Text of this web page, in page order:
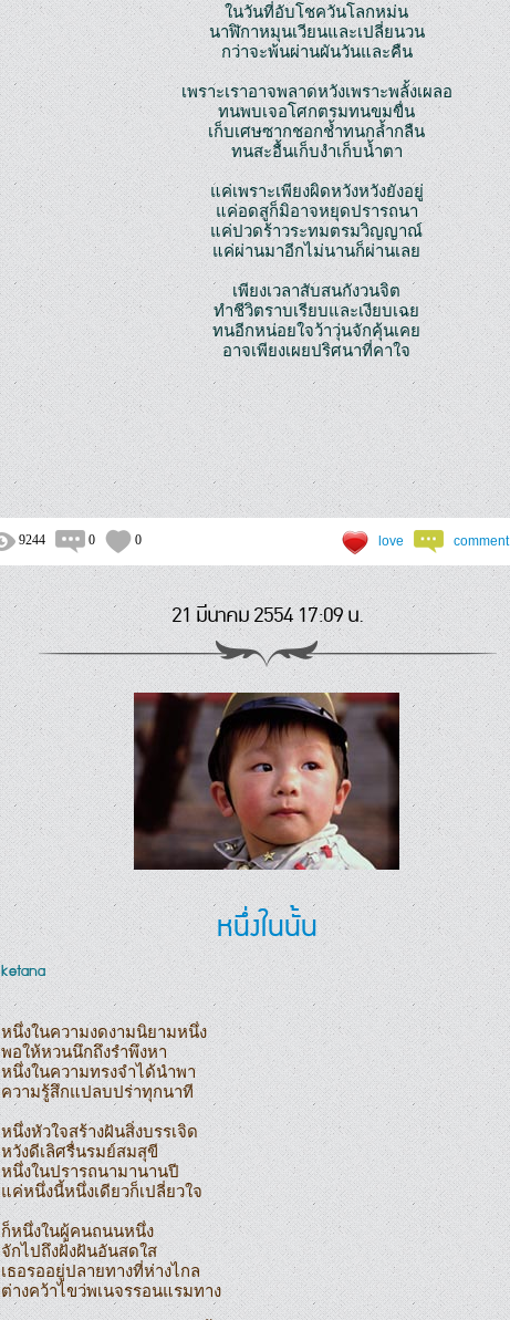
ในวันที่อับโชควันโลกหม่น
นาฬิกาหมุนเวียนและเปลี่ยนวน
กว่าจะพ้นผ่านผันวันและคืน
เพราะเราอาจพลาดหวังเพราะพลั้งเผลอ
ทนพบเจอโศกตรมทนขมขื่น
เก็บเศษซากชอกช้ำทนกล้ำกลืน
ทนสะอื้นเก็บงำเก็บน้ำตา
แค่เพราะเพียงผิดหวังหวังยังอยู่
แค่อดสูก็มิอาจหยุดปรารถนา
แค่ปวดร้าวระทมตรมวิญญาณ์
แค่ผ่านมาอีกไม่นานก็ผ่านเลย
เพียงเวลาสับสนกังวนจิต
ทำชีวิตราบเรียบและเงียบเฉย
ทนอีกหน่อยใจว้าวุ่นจักคุ้นเคย
อาจเพียงเผยปริศนาที่คาใจ
9244 0 0 love comment
21 มีนาคม 2554 17:09 น.
หนึ่งในนั้น
ketana
หนึ่งในความงดงามนิยามหนึ่ง
พอให้หวนนึกถึงรำพึงหา
หนึ่งในความทรงจำได้นำพา
ความรู้สึกแปลบปร่าทุกนาที
หนึ่งหัวใจสร้างฝันสิ่งบรรเจิด
หวังดีเลิศรื่นรมย์สมสุขี
หนึ่งในปรารถนามานานปี
แค่หนึ่งนี้หนึ่งเดียวก็เปลี่ยวใจ
ก็หนึ่งในผู้คนถนนหนึ่ง
จักไปถึงฝั่งฝันอันสดใส
เธอรออยู่ปลายทางที่ห่างไกล
ต่างคว้าไขว่พเนจรรอนแรมทาง